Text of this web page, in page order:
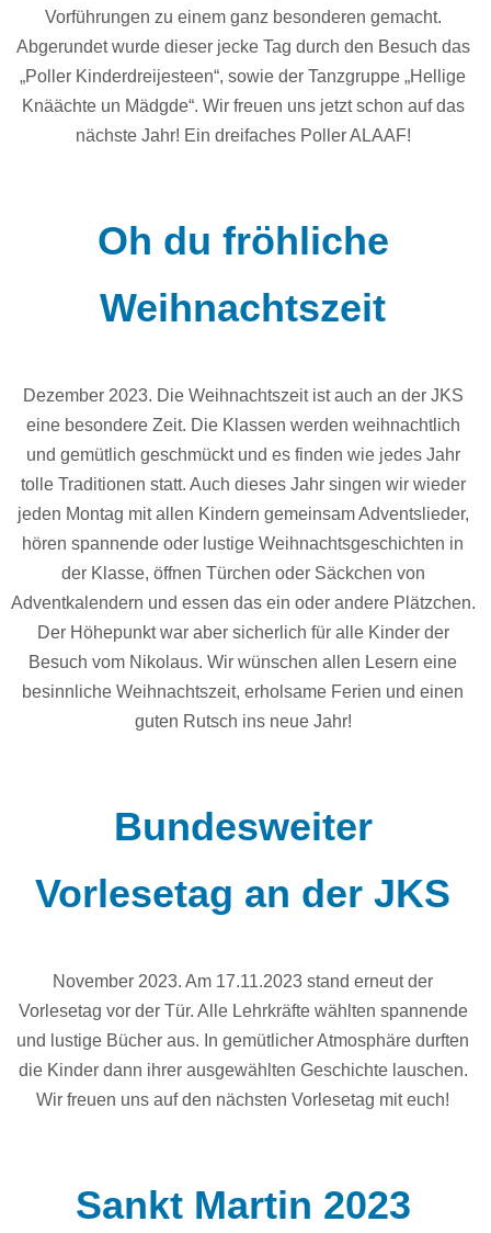
Vorführungen zu einem ganz besonderen gemacht.
Abgerundet wurde dieser jecke Tag durch den Besuch das
„Poller Kinderdreijesteen“, sowie der Tanzgruppe „Hellige
Knäächte un Mädgde“. Wir freuen uns jetzt schon auf das
nächste Jahr! Ein dreifaches Poller ALAAF!
Oh du fröhliche
Weihnachtszeit
Dezember 2023. Die Weihnachtszeit ist auch an der JKS
eine besondere Zeit. Die Klassen werden weihnachtlich
und gemütlich geschmückt und es finden wie jedes Jahr
tolle Traditionen statt. Auch dieses Jahr singen wir wieder
jeden Montag mit allen Kindern gemeinsam Adventslieder,
hören spannende oder lustige Weihnachtsgeschichten in
der Klasse, öffnen Türchen oder Säckchen von
Adventkalendern und essen das ein oder andere Plätzchen.
Der Höhepunkt war aber sicherlich für alle Kinder der
Besuch vom Nikolaus. Wir wünschen allen Lesern eine
besinnliche Weihnachtszeit, erholsame Ferien und einen
guten Rutsch ins neue Jahr!
Bundesweiter
Vorlesetag an der JKS
November 2023. Am 17.11.2023 stand erneut der
Vorlesetag vor der Tür. Alle Lehrkräfte wählten spannende
und lustige Bücher aus. In gemütlicher Atmosphäre durften
die Kinder dann ihrer ausgewählten Geschichte lauschen.
Wir freuen uns auf den nächsten Vorlesetag mit euch!
Sankt Martin 2023